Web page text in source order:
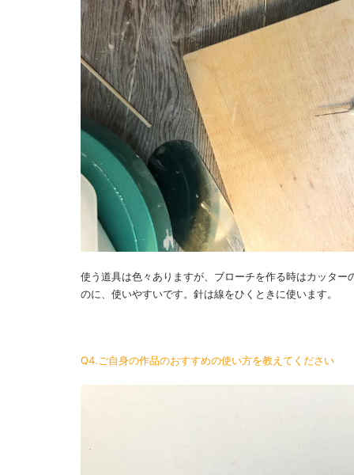
使う道具は色々ありますが、ブローチを作る時はカッタ
のに、使いやすいです。針は線をひくときに使います。
Q4.ご自身の作品のおすすめの使い方を教えてください